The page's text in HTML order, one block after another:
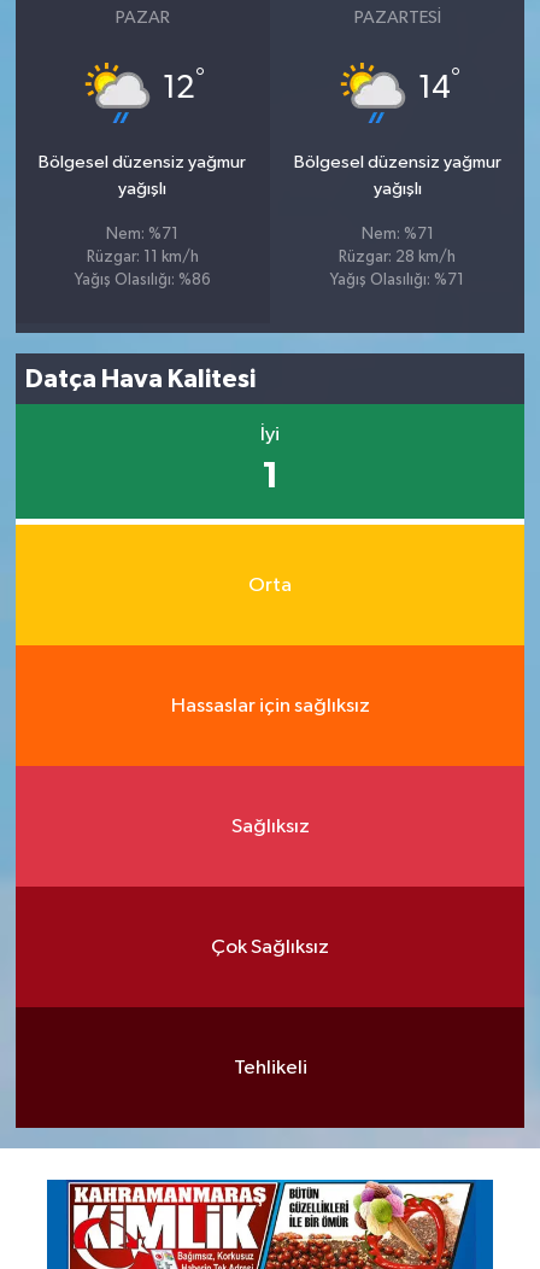
PAZAR
12°
Bölgesel düzensiz yağmur
yağışlı
Nem: %71
Rüzgar: 11 km/h
Yağış Olasılığı: %86
PAZARTESI
14°
Bölgesel düzensiz yağmur
yağışlı
Nem: %71
Rüzgar: 28 km/h
Yağış Olasılığı: %71
Datça Hava Kalitesi
İyi
1
Orta
Hassaslar için sağlıksız
Sağlıksız
Çok Sağlıksız
Tehlikeli